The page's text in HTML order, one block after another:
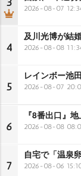
3 2026-08-07
4
及川光博が結
2026-08-08
5
レインボー池
2026-08-07
6
『8番出口』
2026-08-08
7
自宅で「温泉
2026-08-06